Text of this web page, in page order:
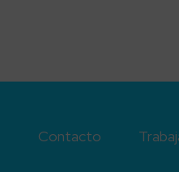
Contacto